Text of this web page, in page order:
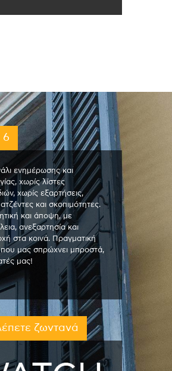
6
ενημέρωσης και
χωρίς λίστες
χωρίς εξαρτήσεις,
και σκοπιμότητες.
και άποψη, με
ανεξαρτησία και
στα κοινά. Πραγματική
μας σπρώχνει μπροστά,
μας!
ζωντανά